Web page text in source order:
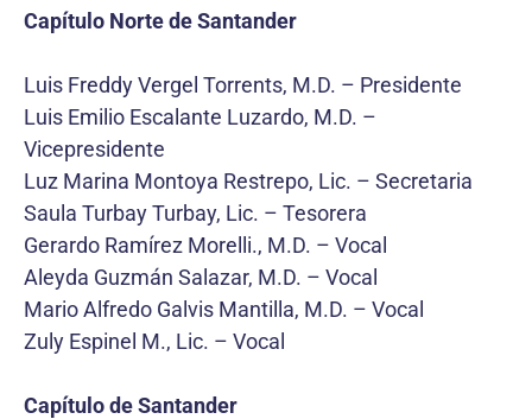
Capítulo Norte de Santander
Luis Freddy Vergel Torrents, M.D. – Presidente
Luis Emilio Escalante Luzardo, M.D. –
Vicepresidente
Luz Marina Montoya Restrepo, Lic. – Secretaria
Saula Turbay Turbay, Lic. – Tesorera
Gerardo Ramírez Morelli., M.D. – Vocal
Aleyda Guzmán Salazar, M.D. – Vocal
Mario Alfredo Galvis Mantilla, M.D. – Vocal
Zuly Espinel M., Lic. – Vocal
Capítulo de Santander